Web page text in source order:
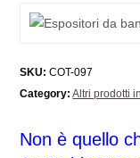
SKU: COT-097
Category: Altri prodotti
Non è quello